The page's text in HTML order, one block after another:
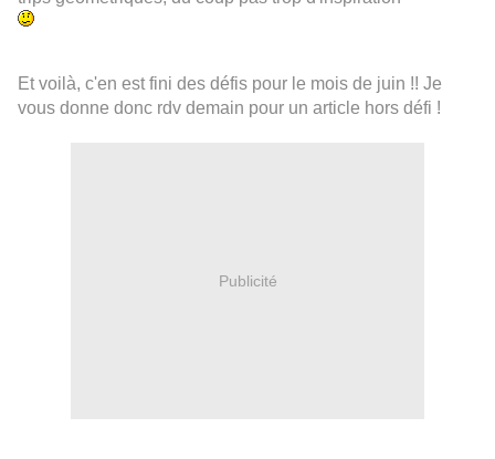
Et voilà, c'en est fini des défis pour le mois de juin !! Je
vous donne donc rdv demain pour un article hors défi !
Publicité